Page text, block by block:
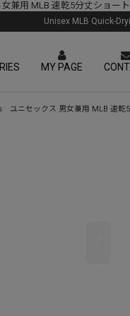
兼用 MLB 速乾5分丈ショー
Unisex MLB Quick-
MY PAGE
ユニセックス 男女兼用 MLB 速乾